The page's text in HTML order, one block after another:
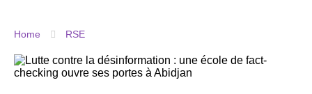
Home RSE